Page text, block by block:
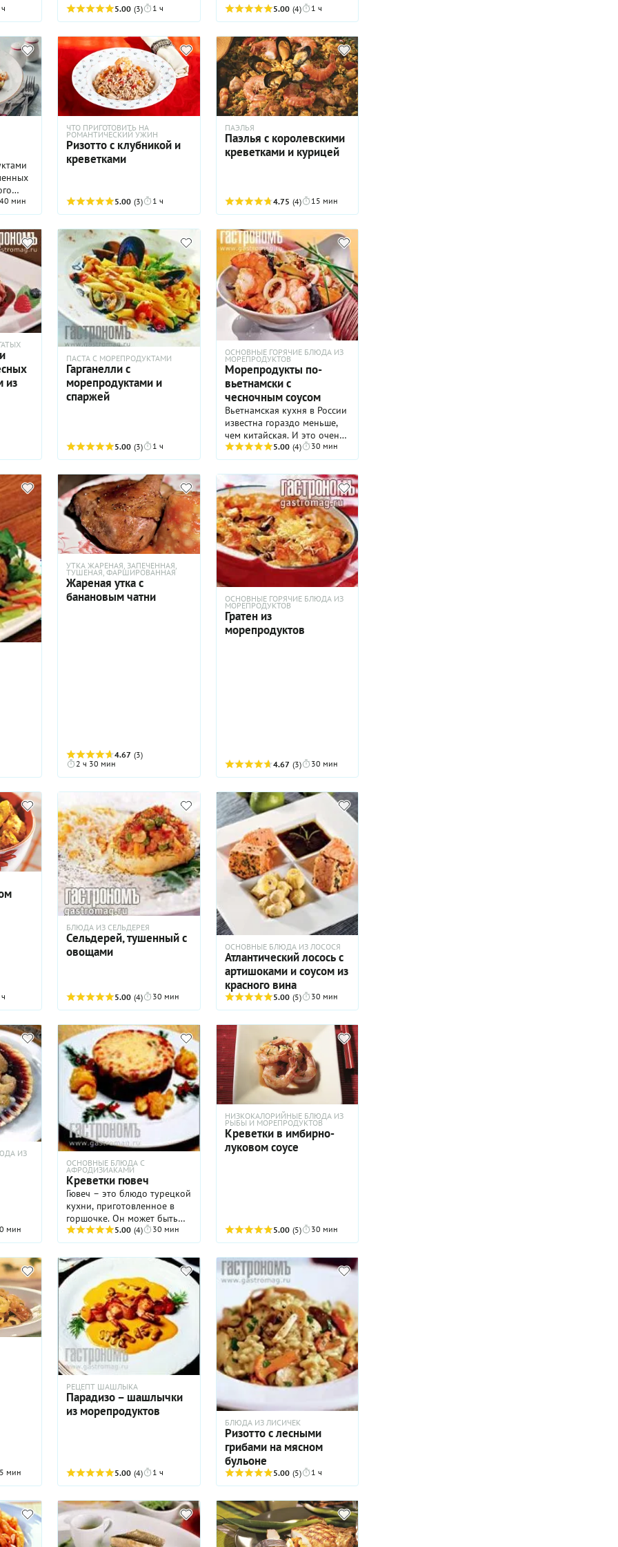
но
и
5.00 (3) 1 ч 5.00 (4) 1 ч
с
alla
с
вкус
и
40 мин
ЧТО ПРИГОТОВИТЬ НА
РОМАНТИЧЕСКИЙ УЖИН
Ризотто с клубникой и
креветками
5.00 (3) 1 ч
ПАЭЛЬЯ
Паэлья с королевскими
креветками и курицей
4.75 (4) 15 мин
из
ПАСТА С МОРЕПРОДУКТАМИ
Гарганелли с
морепродуктами и
спаржей
5.00 (3) 1 ч
ОСНОВНЫЕ ГОРЯЧИЕ БЛЮДА ИЗ
МОРЕПРОДУКТОВ
Морепродукты по-
вьетнамски с
чесночным соусом
Вьетнамская кухня в России
известна гораздо меньше,
чем китайская. И это очень
обидно, ведь вкусно же.
Попробуем исправить это
упущение.
5.00 (4) 30 мин
УТКА ЖАРЕНАЯ, ЗАПЕЧЕННАЯ,
ТУШЕНАЯ, ФАРШИРОВАННАЯ
Жареная утка с
банановым чатни
4.67 (3)
2 ч 30 мин
ОСНОВНЫЕ ГОРЯЧИЕ БЛЮДА ИЗ
МОРЕПРОДУКТОВ
Гратен из
морепродуктов
4.67 (3) 30 мин
БЛЮДА ИЗ СЕЛЬДЕРЕЯ
Сельдерей, тушенный с
овощами
5.00 (4) 30 мин
ОСНОВНЫЕ БЛЮДА ИЗ ЛОСОСЯ
Атлантический лосось с
артишоками и соусом из
красного вина
5.00 (5) 30 мин
ИЗ
мин
ОСНОВНЫЕ БЛЮДА С
АФРОДИЗИАКАМИ
Креветки гювеч
Гювеч – это блюдо турецкой
кухни, приготовленное в
горшочке. Он может быть
также из мяса, курицы и
просто овощей.
5.00 (4) 30 мин
НИЗКОКАЛОРИЙНЫЕ БЛЮДА ИЗ
РЫБЫ И МОРЕПРОДУКТОВ
Креветки в имбирно-
луковом соусе
5.00 (5) 30 мин
мин
РЕЦЕПТ ШАШЛЫКА
Парадизо – шашлычки
из морепродуктов
5.00 (4) 1 ч
БЛЮДА ИЗ ЛИСИЧЕК
Ризотто с лесными
грибами на мясном
бульоне
5.00 (5) 1 ч